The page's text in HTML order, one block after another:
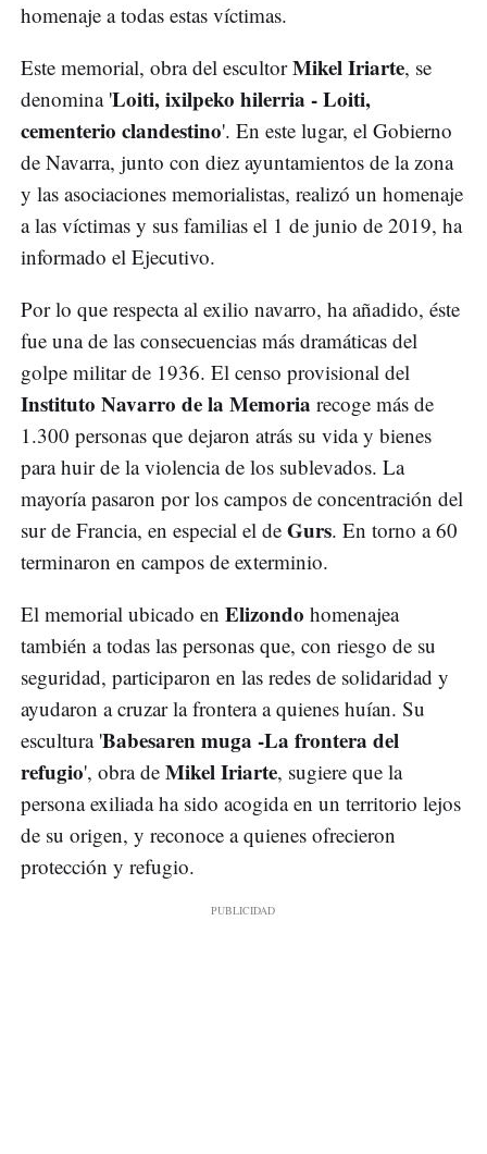
homenaje a todas estas víctimas.
Este memorial, obra del escultorMikel Iriarte, se
denomina 'Loiti, ixilpeko hilerria - Loiti,
cementerio clandestino'. En este lugar, el Gobierno
de Navarra, junto con diez ayuntamientos de la zona
y las asociaciones memorialistas, realizó un homenaje
a las víctimas y sus familias el 1 de junio de 2019, ha
informado el Ejecutivo.
Por lo que respecta al exilio navarro, ha añadido, éste
fue una de las consecuencias más dramáticas del
golpe militar de 1936. El censo provisional del
Instituto Navarro de la Memoria recoge más de
1.300 personas que dejaron atrás su vida y bienes
para huir de la violencia de los sublevados. La
mayoría pasaron por los campos de concentración del
sur de Francia, en especial el de Gurs. En torno a 60
terminaron en campos de exterminio.
El memorial ubicado en Elizondo homenajea
también a todas las personas que, con riesgo de su
seguridad, participaron en las redes de solidaridad y
ayudaron a cruzar la frontera a quienes huían. Su
escultura 'Babesaren muga -La frontera del
refugio', obra de Mikel Iriarte, sugiere que la
persona exiliada ha sido acogida en un territorio lejos
de su origen, y reconoce a quienes ofrecieron
protección y refugio.